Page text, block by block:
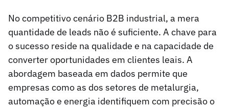
No competitivo cenário B2B industrial, a mera
quantidade de leads não é suficiente. A chave para
o sucesso reside na qualidade e na capacidade de
converter oportunidades em clientes leais. A
abordagem baseada em dados permite que
empresas como as dos setores de metalurgia,
automação e energia identifiquem com precisão o